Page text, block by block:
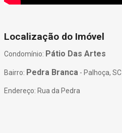
Localização do Imóvel
Condomínio: Pátio Das Artes
Bairro: Pedra Branca - Palhoça, SC
Endereço: Rua da Pedra